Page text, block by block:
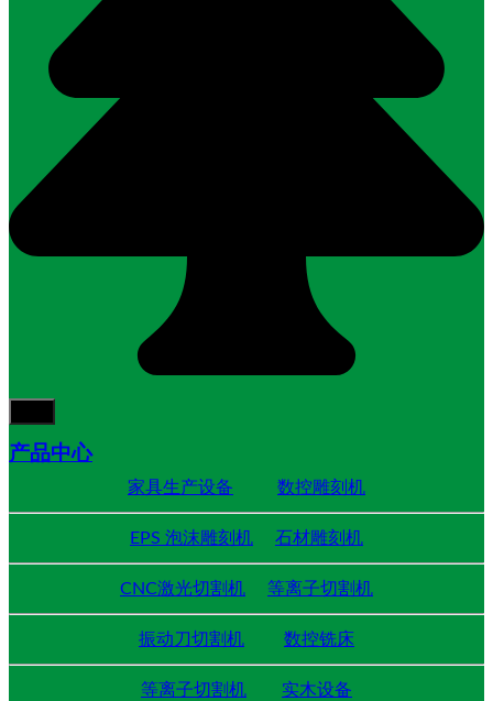
产品中心
家具生产设备 数控雕刻机
EPS 泡沫雕刻机 石材雕刻机
CNC激光切割机 等离子切割机
振动刀切割机 数控铣床
等离子切割机
实木设备